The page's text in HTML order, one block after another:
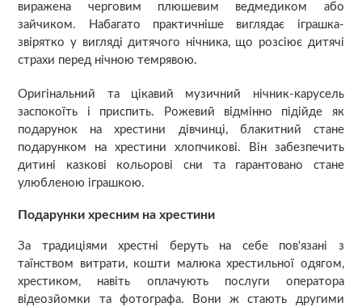
виражена черговим плюшевим ведмедиком або
зайчиком. Набагато практичніше виглядає іграшка-
звірятко у вигляді дитячого нічника, що розсіює дитячі
страхи перед нічною темрявою.
Оригінальний та цікавий музичний нічник-карусель
заспокоїть і приспить. Рожевий відмінно підійде як
подарунок на хрестини дівчинці, блакитний стане
подарунком на хрестини хлопчикові. Він забезпечить
дитині казкові кольорові сни та гарантовано стане
улюбленою іграшкою.
Подарунки хресним на хрестини
За традиціями хрестні беруть на себе пов'язані з
таїнством витрати, кошти малюка хрестильної одягом,
хрестиком, навіть оплачують послуги оператора
відеозйомки та фотографа. Вони ж стають другими